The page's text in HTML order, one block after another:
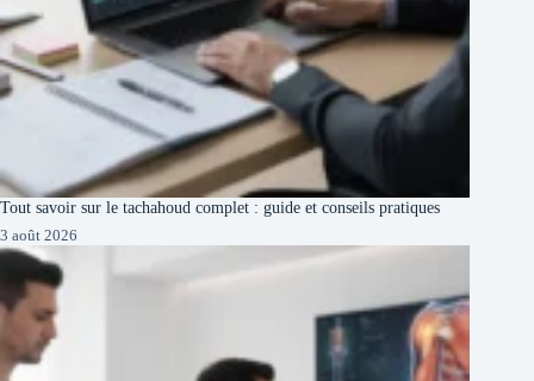
Tout savoir sur le tachahoud complet : guide et conseils pratiques
3 août 2026